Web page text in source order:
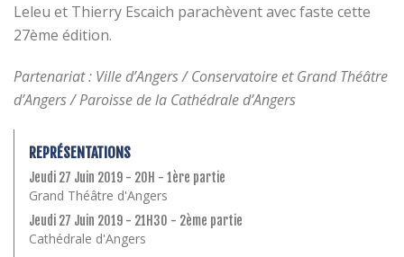
Leleu et Thierry Escaich parachèvent avec faste cette
27ème édition.
Partenariat : Ville d’Angers / Conservatoire et Grand Théâtre
d’Angers / Paroisse de la Cathédrale d’Angers
REPRÉSENTATIONS
Jeudi 27 Juin 2019 - 20H - 1ère partie
Grand Théâtre d'Angers
Jeudi 27 Juin 2019 - 21H30 - 2ème partie
Cathédrale d'Angers